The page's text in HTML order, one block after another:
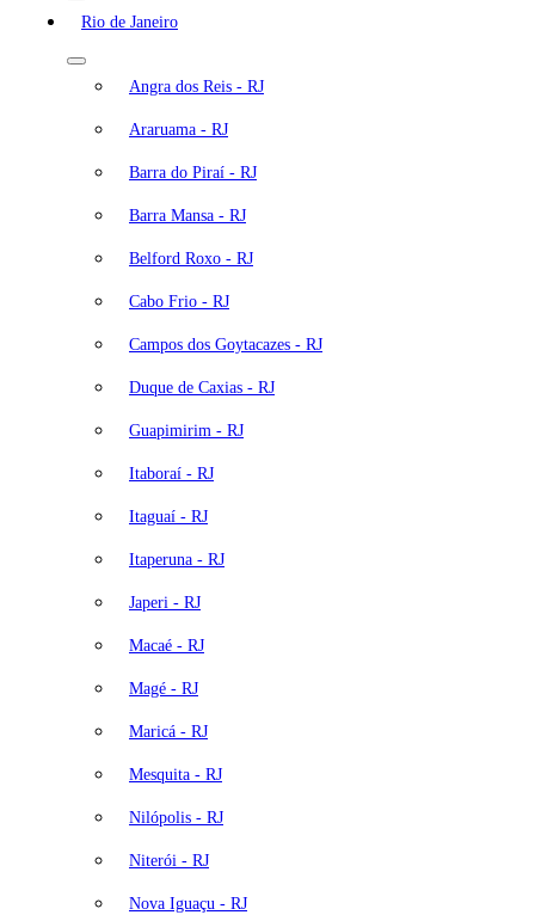
Rio de Janeiro
Angra dos Reis - RJ
Araruama - RJ
Barra do Piraí - RJ
Barra Mansa - RJ
Belford Roxo - RJ
Cabo Frio - RJ
Campos dos Goytacazes - RJ
Duque de Caxias - RJ
Guapimirim - RJ
Itaboraí - RJ
Itaguaí - RJ
Itaperuna - RJ
Japeri - RJ
Macaé - RJ
Magé - RJ
Maricá - RJ
Mesquita - RJ
Nilópolis - RJ
Niterói - RJ
Nova Iguaçu - RJ